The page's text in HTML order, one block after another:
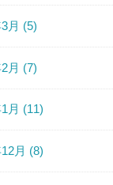
月 (5)
月 (7)
月 (11)
月 (8)